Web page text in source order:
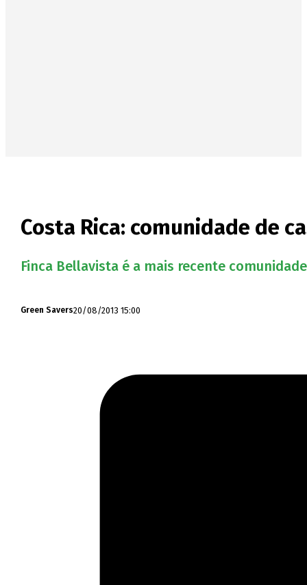
Costa Rica: comunidade de
Finca Bellavista é a mais recente
Green Savers20/08/2013 15:00